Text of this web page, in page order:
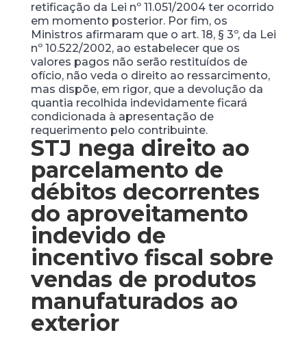
retificação da Lei nº 11.051/2004 ter ocorrido
em momento posterior. Por fim, os
Ministros afirmaram que o art. 18, § 3º, da Lei
nº 10.522/2002, ao estabelecer que os
valores pagos não serão restituídos de
ofício, não veda o direito ao ressarcimento,
mas dispõe, em rigor, que a devolução da
quantia recolhida indevidamente ficará
condicionada à apresentação de
requerimento pelo contribuinte.
STJ nega direito ao
parcelamento de
débitos decorrentes
do aproveitamento
indevido de
incentivo fiscal sobre
vendas de produtos
manufaturados ao
exterior